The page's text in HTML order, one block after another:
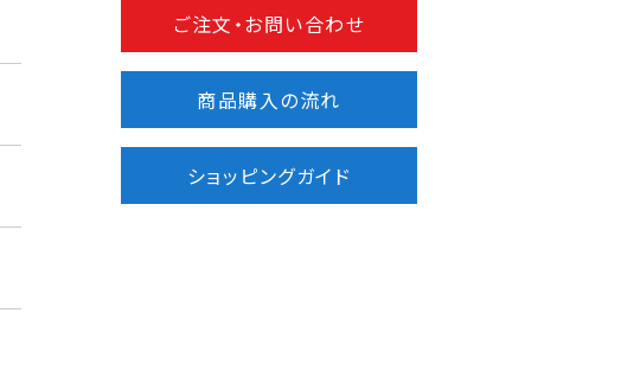
ご注文・お問い合わせ
商品購入の流れ
ショッピングガイド